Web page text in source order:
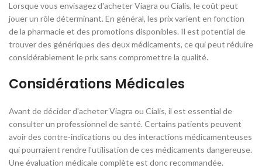
Lorsque vous envisagez d'acheter Viagra ou Cialis, le coût peut
jouer un rôle déterminant. En général, les prix varient en fonction
de la pharmacie et des promotions disponibles. Il est potential de
trouver des génériques des deux médicaments, ce qui peut réduire
considérablement le prix sans compromettre la qualité.
Considérations Médicales
Avant de décider d'acheter Viagra ou Cialis, il est essential de
consulter un professionnel de santé. Certains patients peuvent
avoir des contre-indications ou des interactions médicamenteuses
qui pourraient rendre l'utilisation de ces médicaments dangereuse.
Une évaluation médicale complète est donc recommandée.